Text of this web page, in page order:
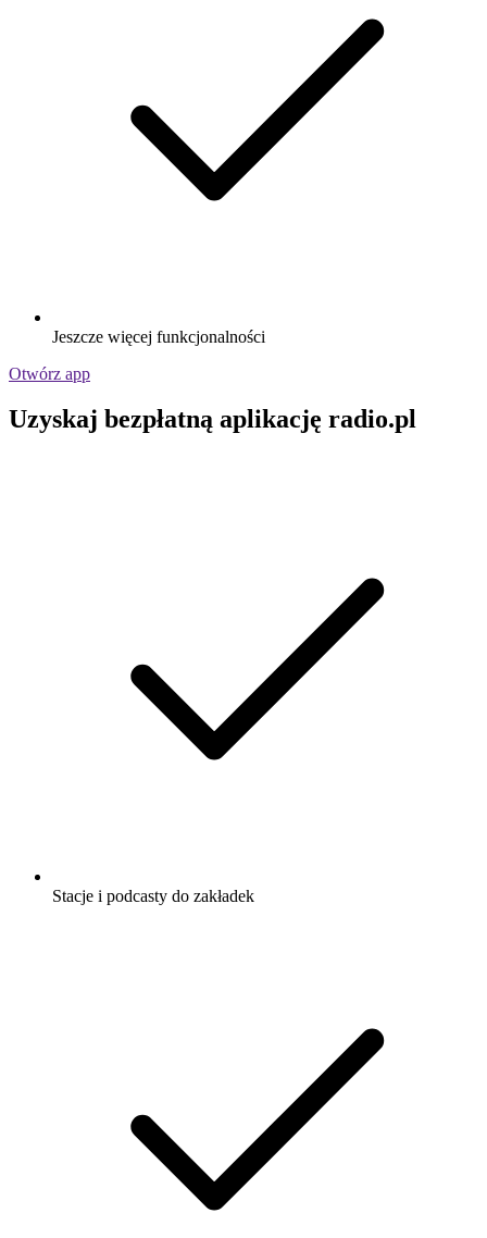
Jeszcze więcej funkcjonalności
Otwórz app
Uzyskaj bezpłatną aplikację radio.pl
Stacje i podcasty do zakładek